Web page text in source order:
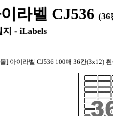
라벨 CJ536 (36
지 - iLabels
] 아이라벨 CJ536 100매 36칸(3x12)